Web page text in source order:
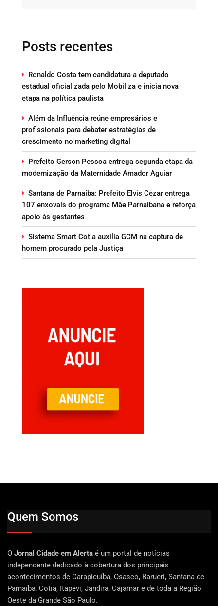
Posts recentes
Ronaldo Costa tem candidatura a deputado
estadual oficializada pelo Mobiliza e inicia nova
etapa na política paulista
Além da Influência reúne empresários e
profissionais para debater estratégias de
crescimento no marketing digital
Prefeito Gerson Pessoa entrega segunda etapa da
modernização da Maternidade Amador Aguiar
Santana de Parnaíba: Prefeito Elvis Cezar entrega
107 enxovais do programa Mãe Parnaibana e reforça
apoio às gestantes
Sistema Smart Cotia auxilia GCM na captura de
homem procurado pela Justiça
Quem Somos
O Jornal Cidade em Alerta é um portal de notícias
independente dedicado à cobertura dos principais
acontecimentos de Carapicuíba, Osasco, Barueri, Santana de
Parnaíba, Cotia, Itapevi, Jandira, Cajamar e de toda a Região
Oeste da Grande São Paulo.